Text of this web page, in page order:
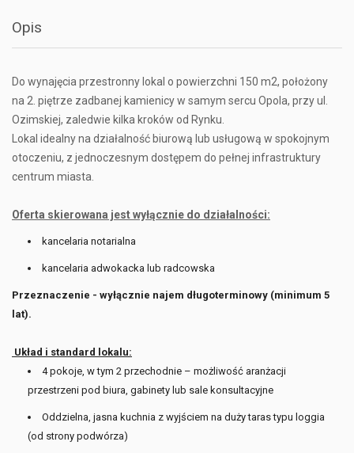
Opis
Do wynajęcia przestronny lokal o powierzchni 150 m2, położony
na 2. piętrze zadbanej kamienicy w samym sercu Opola, przy ul.
Ozimskiej, zaledwie kilka kroków od Rynku.
Lokal idealny na działalność biurową lub usługową w spokojnym
otoczeniu, z jednoczesnym dostępem do pełnej infrastruktury
centrum miasta.
Oferta skierowana jest wyłącznie do działalności:
kancelaria notarialna
kancelaria adwokacka lub radcowska
Przeznaczenie - wyłącznie najem długoterminowy (minimum 5
lat).
Układ i standard lokalu:
4 pokoje, w tym 2 przechodnie – możliwość aranżacji
przestrzeni pod biura, gabinety lub sale konsultacyjne
Oddzielna, jasna kuchnia z wyjściem na duży taras typu loggia
(od strony podwórza)